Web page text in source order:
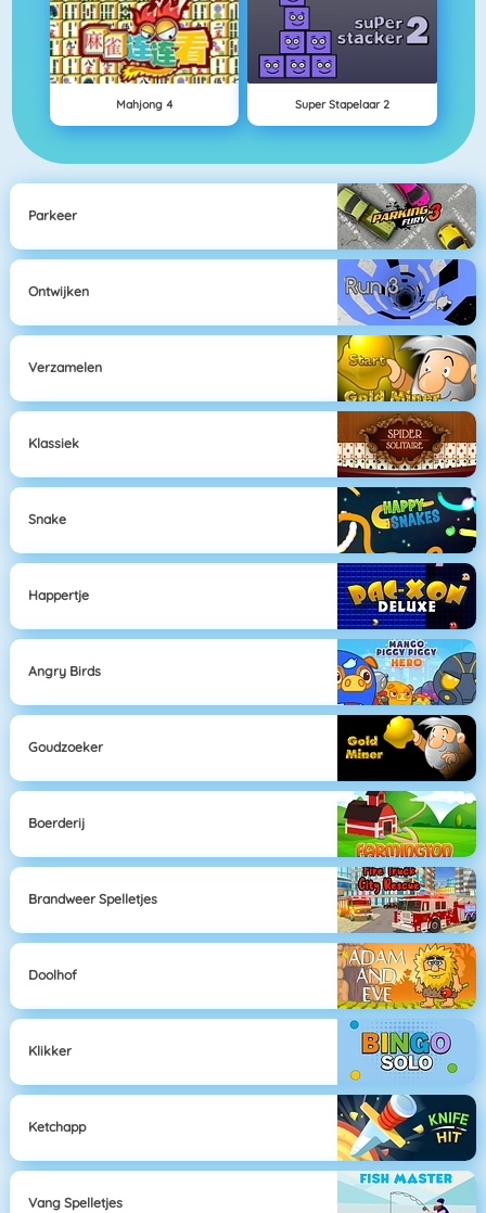
Mahjong 4 Super Stapelaar 2
Parkeer
Ontwijken
Verzamelen
Klassiek
Snake
Happertje
Angry Birds
Goudzoeker
Boerderij
Brandweer Spelletjes
Doolhof
Klikker
Ketchapp
Vang Spelletjes